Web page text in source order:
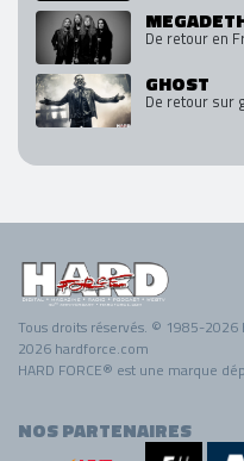
De retour en
GHOST
De retour sur
Tous droits réservés. © 1985-
2026 hardforce.com
HARD FORCE® est une marque
NOS PARTENAIRES